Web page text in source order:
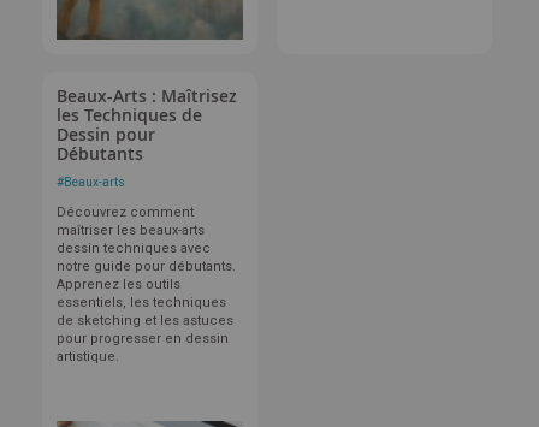
Beaux-Arts : Maîtrisez
les Techniques de
Dessin pour
Débutants
#Beaux-arts
Découvrez comment
maîtriser les beaux-arts
dessin techniques avec
notre guide pour débutants.
Apprenez les outils
essentiels, les techniques
de sketching et les astuces
pour progresser en dessin
artistique.